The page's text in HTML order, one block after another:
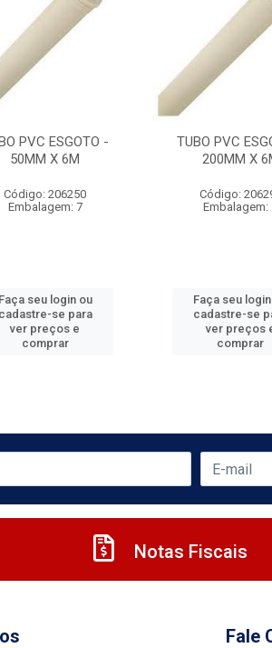
PVC ESGOTO -
50MM X 6M
Código: 206250
Embalagem: 7
Faça seu login ou
cadastre-se para
ver preços e
comprar
TUBO PVC
200MM X
Código:
Embalagem:
Faça seu
cadastre-se
ver preços
comprar
Notas Fiscais
Fale